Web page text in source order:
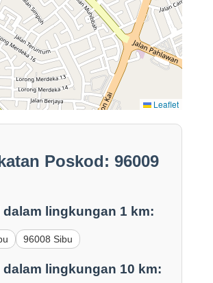
Leaflet
Poskod: 96009
lingkungan 1 km:
96008 Sibu
lingkungan 10 km: